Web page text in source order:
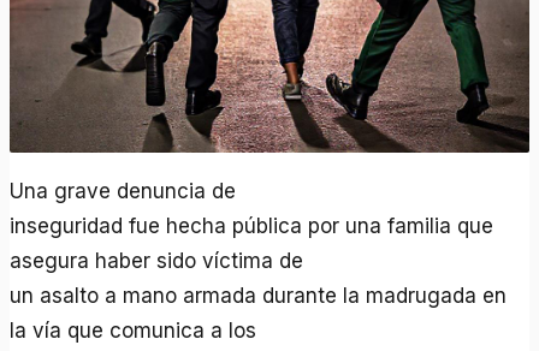
Una grave denuncia de
inseguridad fue hecha pública por una familia que
asegura haber sido víctima de
un asalto a mano armada durante la madrugada en
la vía que comunica a los